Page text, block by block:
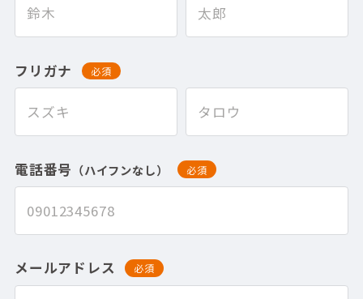
フリガナ 必須
電話番号 （ハイフンなし） 必須
メールアドレス 必須